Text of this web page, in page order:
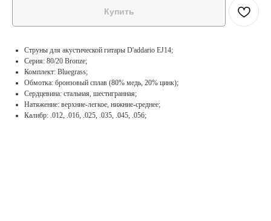
Купить
Струны для акустической гитары D'addario EJ14;
Серия: 80/20 Bronze;
Комплект: Bluegrass;
Обмотка: бронзовый сплав (80% медь, 20% цинк);
Сердцевина: стальная, шестигранная;
Натяжение: верхние-легкое, нижние-среднее;
Калибр: .012, .016, .025, .035, .045, .056;